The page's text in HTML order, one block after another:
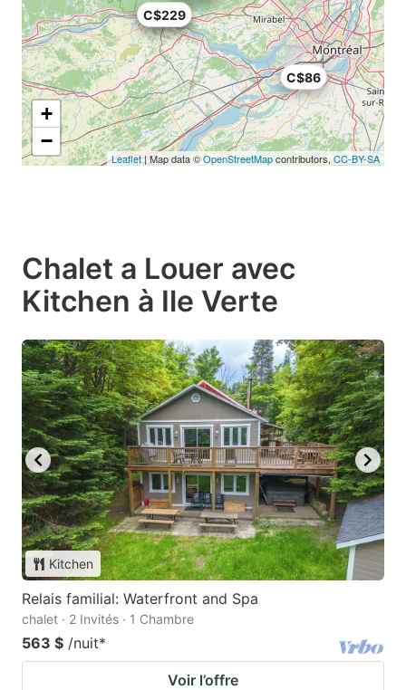
C$86
C$225
C$229
+
−
Leaflet| Map data ©OpenStreetMapcontributors, CC-BY-SA
Chalet a Louer avec
Kitchen à Ile Verte
Kitchen
Relais familial: Waterfront and Spa
chalet · 2 Invités · 1 Chambre
563 $ /nuit*
Voir l’offre